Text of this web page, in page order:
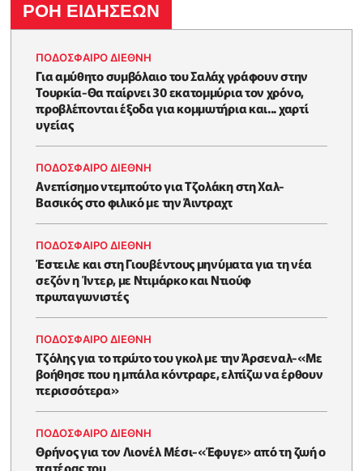
ΡΟΗ ΕΙΔΗΣΕΩΝ
ΠΟΔΟΣΦΑΙΡΟ ΔΙΕΘΝΗ
Για αμύθητο συμβόλαιο του Σαλάχ γράφουν στην
Τουρκία-Θα παίρνει 30 εκατομμύρια τον χρόνο,
προβλέπονται έξοδα για κομμωτήρια και... χαρτί
υγείας
ΠΟΔΟΣΦΑΙΡΟ ΔΙΕΘΝΗ
Ανεπίσημο ντεμπούτο για Τζολάκη στη Χαλ-
Βασικός στο φιλικό με την Άιντραχτ
ΠΟΔΟΣΦΑΙΡΟ ΔΙΕΘΝΗ
Έστειλε και στη Γιουβέντους μηνύματα για τη νέα
σεζόν η Ίντερ, με Ντιμάρκο και Ντιούφ
πρωταγωνιστές
ΠΟΔΟΣΦΑΙΡΟ ΔΙΕΘΝΗ
Τζόλης για το πρώτο του γκολ με την Άρσεναλ-«Με
βοήθησε που η μπάλα κόντραρε, ελπίζω να έρθουν
περισσότερα»
ΠΟΔΟΣΦΑΙΡΟ ΔΙΕΘΝΗ
Θρήνος για τον Λιονέλ Μέσι-«Έφυγε» από τη ζωή ο
πατέρας του